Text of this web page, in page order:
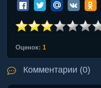
Оценок: 1
Комментарии (0)